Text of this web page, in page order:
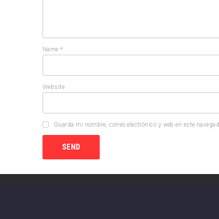
Name*
Website
Guarda mi nombre, correo electrónico y web en este